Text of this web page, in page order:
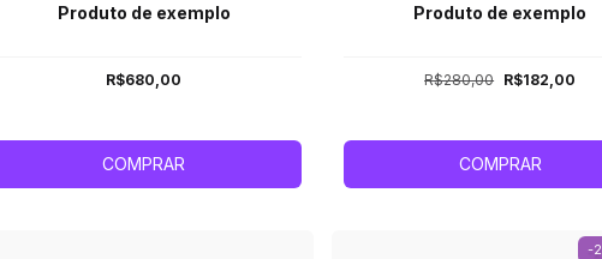
Produto de exemplo
R$680,00
COMPRAR
Produto de exemplo
R$280,00 R$182,00
COMPRAR
-